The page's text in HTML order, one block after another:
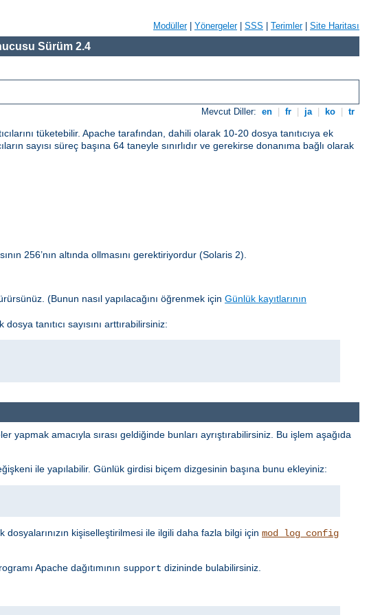
Modüller| Yönergeler| SSS Terimler| Site Haritası
Sürüm 2.4
Mevcut Diller: en fr ja ko tr
tüketebilir. Apache tarafından, dahili olarak 10-20 dosya tanıtıcıya ek
sayısı süreç başına 64 taneyle sınırlıdır ve gerekirse donanıma bağlı olarak
256’nın altında ollmasını gerektiriyordur (Solaris 2).
(Bunun nasıl yapılacağını öğrenmek için Günlük kayıtlarının
tanıtıcı sayısını arttırabilirsiniz:
amacıyla sırası geldiğinde bunları ayrıştırabilirsiniz. Bu işlem aşağıda
ile yapılabilir. Günlük girdisi biçem dizgesinin başına bunu ekleyiniz:
kişiselleştirilmesi ile ilgili daha fazla bilgi için mod_log_config
Apache dağıtımının support dizininde bulabilirsiniz.